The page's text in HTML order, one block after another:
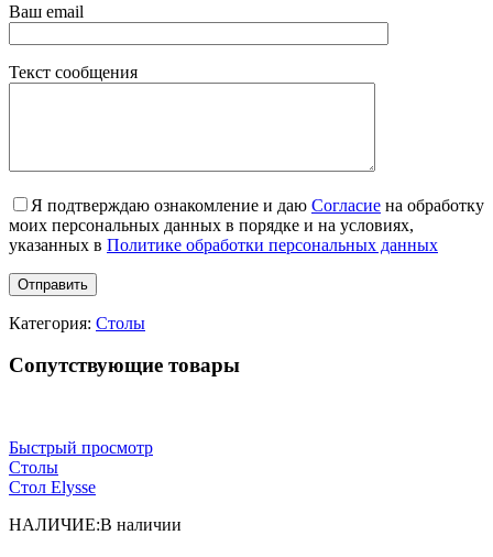
Ваш email
Текст сообщения
Я подтверждаю ознакомление и даю Согласие на обработку
моих персональных данных в порядке и на условиях,
указанных в Политике обработки персональных данных
Категория: Столы
Сопутствующие товары
Быстрый просмотр
Столы
Cтол Elysse
НАЛИЧИЕ:В наличии